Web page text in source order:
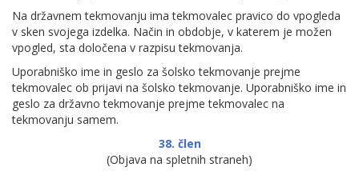
Na državnem tekmovanju ima tekmovalec pravico do vpogleda
v sken svojega izdelka. Način in obdobje, v katerem je možen
vpogled, sta določena v razpisu tekmovanja.
Uporabniško ime in geslo za šolsko tekmovanje prejme
tekmovalec ob prijavi na šolsko tekmovanje. Uporabniško ime in
geslo za državno tekmovanje prejme tekmovalec na
tekmovanju samem.
38. člen
(Objava na spletnih straneh)